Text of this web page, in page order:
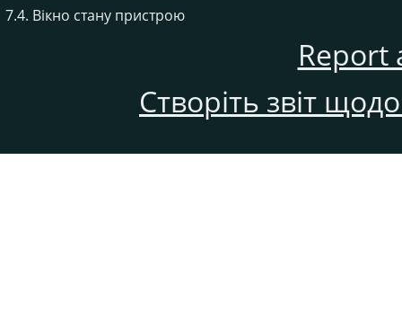
7.4. Вікно стану пристрою
Report
Створіть звіт